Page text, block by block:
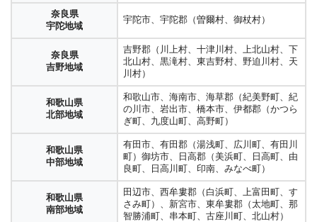
奈良県
宇陀地域
宇陀市、宇陀郡（曽爾村、御杖村）
奈良県
吉野地域
吉野郡（川上村、十津川村、上北山村、下
北山村、黒滝村、東吉野村、野迫川村、天
川村）
和歌山県
北部地域
和歌山市、海南市、海草郡（紀美野町、紀
の川市、岩出市、橋本市、伊都郡（かつら
ぎ町、九度山町、高野町）
和歌山県
中部地域
有田市、有田郡（湯浅町、広川町、有田川
町）御坊市、日高郡（美浜町、日高町、由
良町、日高川町、印南、みなべ町）
和歌山県
南部地域
田辺市、西牟婁郡（白浜町、上富田町、す
さみ町）、新宮市、東牟婁郡（太地町、那
智勝浦町、串本町、古座川町、北山村）